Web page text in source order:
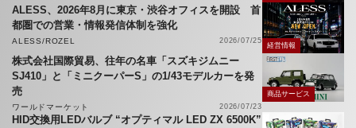
ALESS、2026年8月に東京・渋谷オフィスを開設 首
都圏での営業・情報発信体制を強化
ALESS/ROZEL 2026/07/25
経営情報
株式会社国際貿易、往年の名車「スズキジムニー
SJ410」と「ミニクーパーS」の1/43モデルカーを発
売
ワールドマーケット 2026/07/23
商品サービス
HID交換用LEDバルブ “オプティマル LED ZX 6500K”